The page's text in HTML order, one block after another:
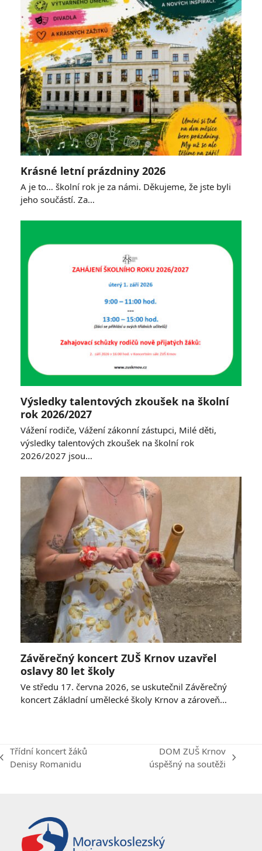
Krásné letní prázdniny 2026
A je to… školní rok je za námi. Děkujeme, že jste byli
jeho součástí. Za…
Výsledky talentových zkoušek na školní
rok 2026/2027
Vážení rodiče, Vážení zákonní zástupci, Milé děti,
výsledky talentových zkoušek na školní rok
2026/2027 jsou…
Závěrečný koncert ZUŠ Krnov uzavřel
oslavy 80 let školy
Ve středu 17. června 2026, se uskutečnil Závěrečný
koncert Základní umělecké školy Krnov a zároveň…
previous
Třídní koncert žáků
Denisy Romanidu
DOM ZUŠ Krnov
úspěšný na soutěži